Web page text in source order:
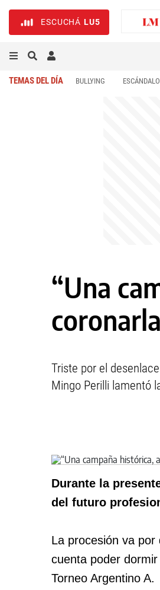
ESCUCHÁ LU5
TEMAS DEL DÍA BULLYING
“Una
Triste por el
Mingo Perilli lamentó
Durante la
del futuro
La procesión va
cuenta poder
Torneo Argentino A.